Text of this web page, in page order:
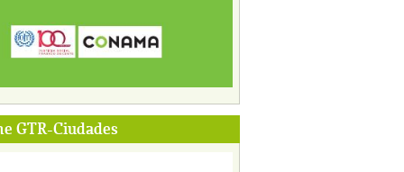
GTR-Ciudades